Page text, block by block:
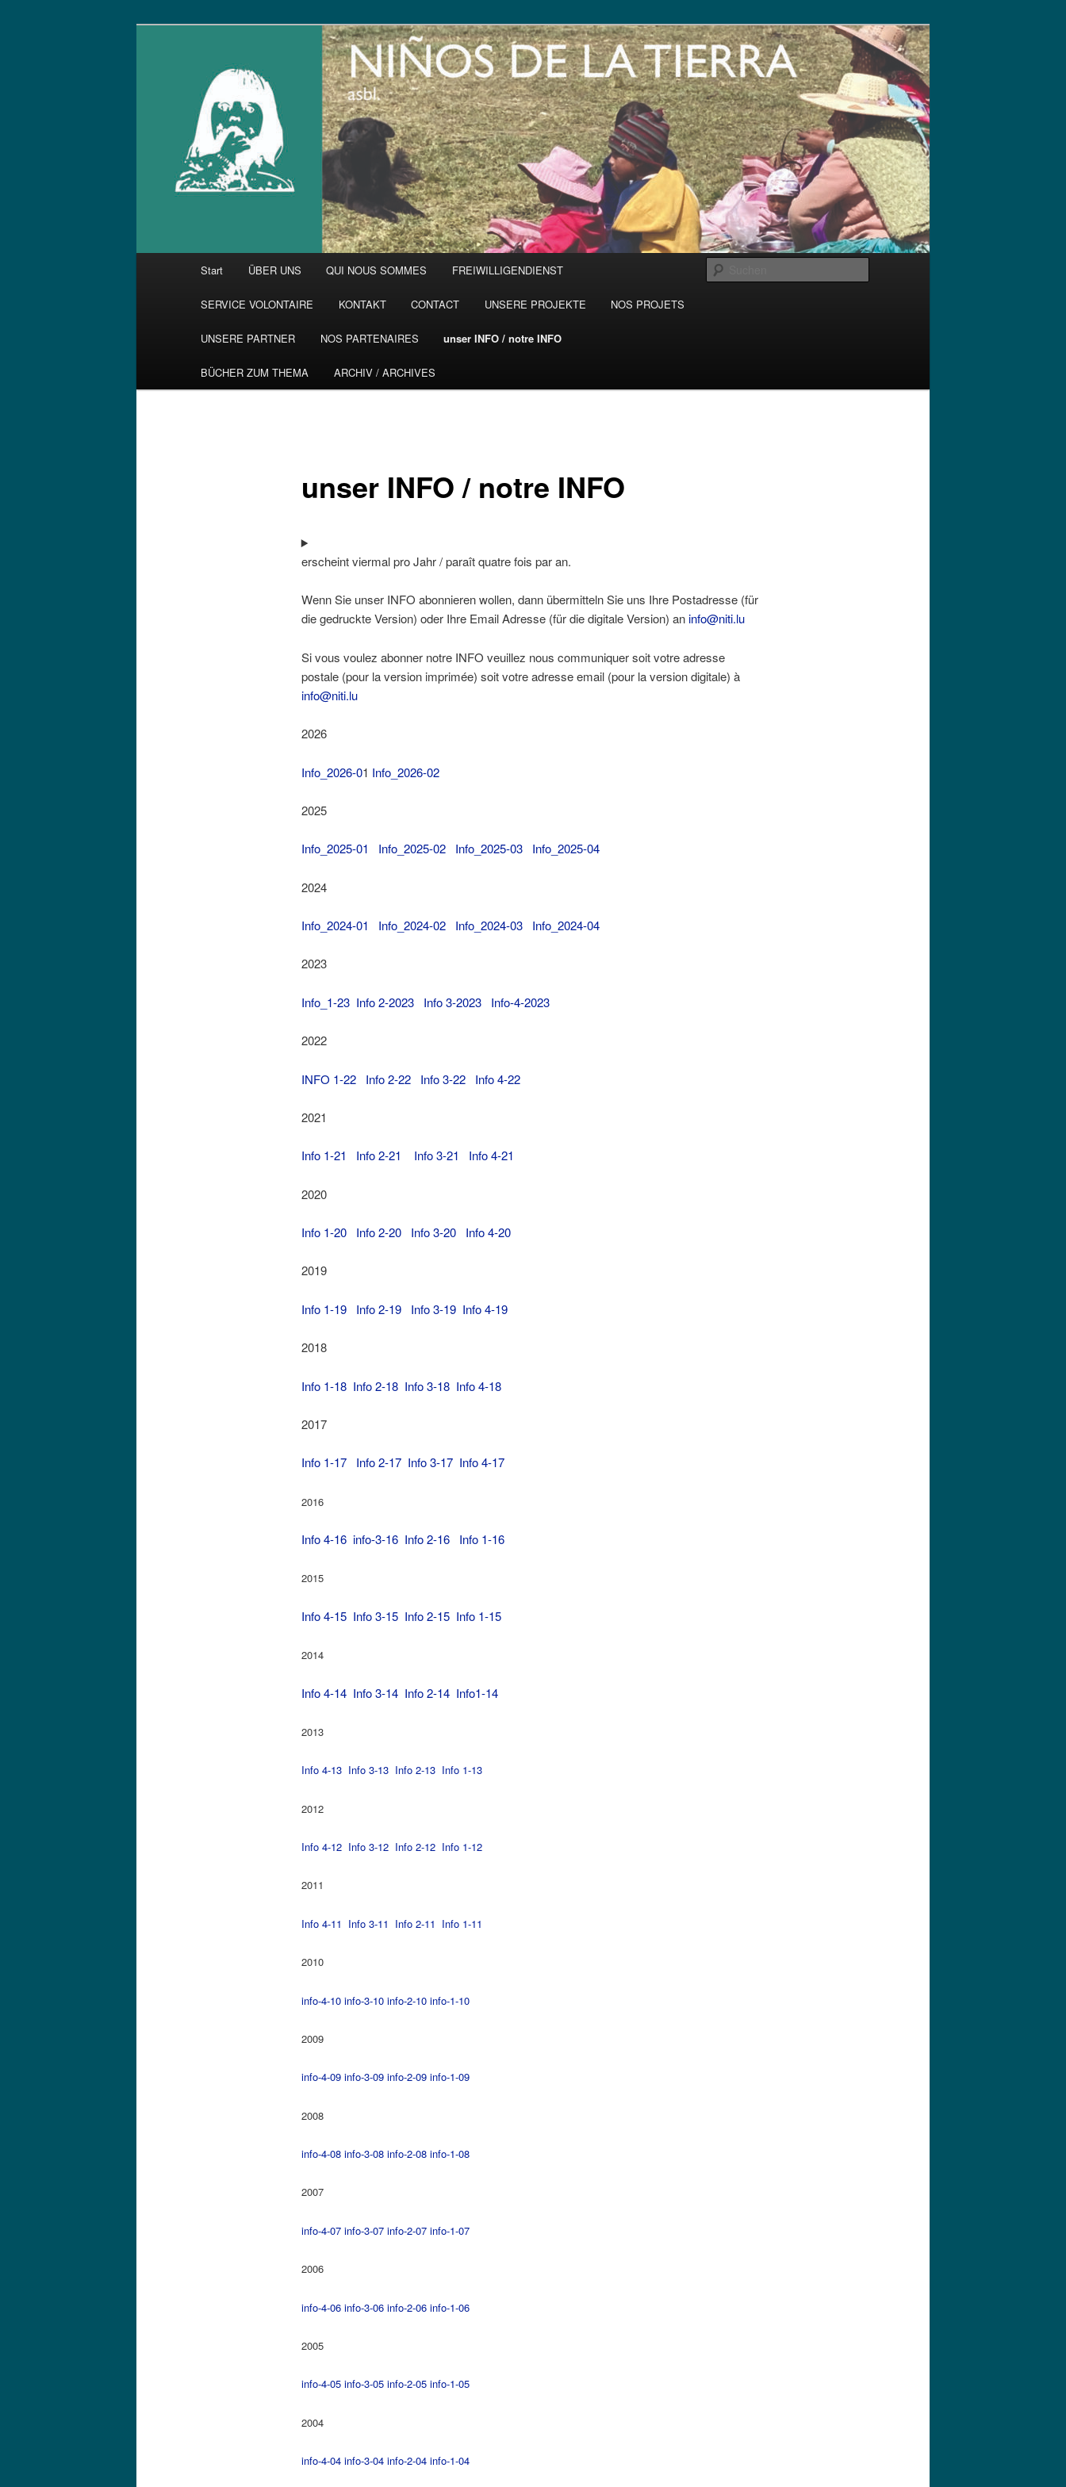
Start ÜBER UNS QUI NOUS SOMMES FREIWILLIGENDIENST
SERVICE VOLONTAIRE KONTAKT CONTACT UNSERE PROJEKTE NOS PROJETS
UNSERE PARTNER NOS PARTENAIRES unser INFO / notre INFO
BÜCHER ZUM THEMA ARCHIV / ARCHIVES
unser INFO / notre INFO
erscheint viermal pro Jahr / paraît quatre fois par an.
Wenn Sie unser INFO abonnieren wollen, dann übermitteln Sie uns Ihre Postadresse (für
die gedruckte Version) oder Ihre Email Adresse (für die digitale Version) aninfo@niti.lu
Si vous voulez abonner notre INFO veuillez nous communiquer soit votre adresse
postale (pour la version imprimée) soit votre adresse email (pour la version digitale) à
info@niti.lu
2026
Info_2026-01 Info_2026-02
2025
Info_2025-01 Info_2025-02 Info_2025-03 Info_2025-04
2024
Info_2024-01 Info_2024-02 Info_2024-03 Info_2024-04
2023
Info_1-23 Info 2-2023 Info 3-2023 Info-4-2023
2022
INFO 1-22 Info 2-22 Info 3-22 Info 4-22
2021
Info 1-21 Info 2-21 Info 3-21 Info 4-21
2020
Info 1-20 Info 2-20 Info 3-20 Info 4-20
2019
Info 1-19 Info 2-19 Info 3-19 Info 4-19
2018
Info 1-18 Info 2-18 Info 3-18 Info 4-18
2017
Info 1-17 Info 2-17 Info 3-17 Info 4-17
2016
Info 4-16info-3-16Info 2-16 Info 1-16
2015
Info 4-15 Info 3-15Info 2-15Info 1-15
2014
Info 4-14Info 3-14Info 2-14 Info1-14
2013
Info 4-13 Info 3-13 Info 2-13 Info 1-13
2012
Info 4-12Info 3-12Info 2-12Info 1-12
2011
Info 4-11 Info 3-11 Info 2-11 Info 1-11
2010
info-4-10 info-3-10 info-2-10 info-1-10
2009
info-4-09 info-3-09 info-2-09 info-1-09
2008
info-4-08 info-3-08 info-2-08 info-1-08
2007
info-4-07 info-3-07 info-2-07 info-1-07
2006
info-4-06 info-3-06 info-2-06 info-1-06
2005
info-4-05 info-3-05 info-2-05 info-1-05
2004
info-4-04 info-3-04 info-2-04 info-1-04